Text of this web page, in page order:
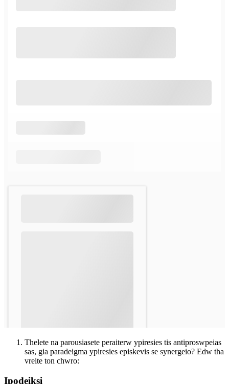
Thelete na parousiasete peraiterw ypiresies tis antiproswpeias
sas, gia paradeigma ypiresies episkevis se synergeio? Edw tha
vreite ton chwro:
Ipodeiksi